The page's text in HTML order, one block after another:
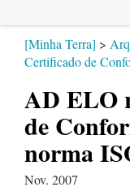
[Minha Terra] >
Certificado de
AD ELO
de
norma
Nov. 2007